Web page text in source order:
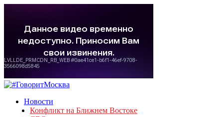
Новости
Конфликт на Ближнем Востоке